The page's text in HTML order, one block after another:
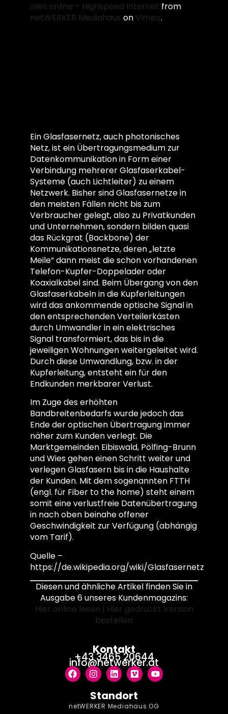
wies.online – Highspeed Internet from
netWERKER Mediahaus on Vimeo.
Ein Glasfasernetz, auch photonisches
Netz, ist ein Übertragungsmedium zur
Datenkommunikation in Form einer
Verbindung mehrerer Glasfaserkabel-
Systeme (auch Lichtleiter) zu einem
Netzwerk. Bisher sind Glasfasernetze in
den meisten Fällen nicht bis zum
Verbraucher gelegt, also zu Privatkunden
und Unternehmen, sondern bilden quasi
das Rückgrat (Backbone) der
Kommunikationsnetze, deren „letzte
Meile“ dann meist die schon vorhandenen
Telefon-Kupfer-Doppelader oder
Koaxialkabel sind. Beim Übergang von den
Glasfaserkabeln in die Kupferleitungen
wird das ankommende optische Signal in
den entsprechenden Verteilerkästen
durch Umwandler in ein elektrisches
Signal transformiert, das bis in die
jeweiligen Wohnungen weitergeleitet wird.
Durch diese Umwandlung, bzw. in der
Kupferleitung, entsteht ein für den
Endkunden merkbarer Verlust.
Im Zuge des erhöhten
Bandbreitenbedarfs wurde jedoch das
Ende der optischen Übertragung immer
näher zum Kunden verlegt. Die
Marktgemeinden Eibiswald, Pölfing-Brunn
und Wies gehen einen Schritt weiter und
verlegen Glasfasern bis in die Haushalte
der Kunden. Mit dem sogenannten FTTH
(engl. für Fiber to the home) steht einem
somit eine verlustfreie Datenübertragung
in nach oben beinahe offener
Geschwindigkeit zur Verfügung (abhängig
vom Tarif).
Quelle –
https://de.wikipedia.org/wiki/Glasfasernetz
Diesen und ähnliche Artikel finden Sie in
Ausgabe 6 unseres Kundenmagazins:
Hier online lesen | Hier gedruckt Version
bestellen
Standort
netWERKER Mediahaus OG
Kontakt
+43 3465 20644
info@netwerker.at